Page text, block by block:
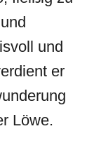
und
er
Löwe.